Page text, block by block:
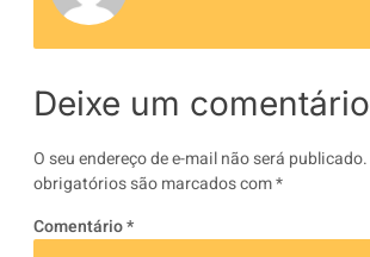
Deixe um comentário
O seu endereço de e-mail não será publicado.
obrigatórios são marcados com*
Comentário*